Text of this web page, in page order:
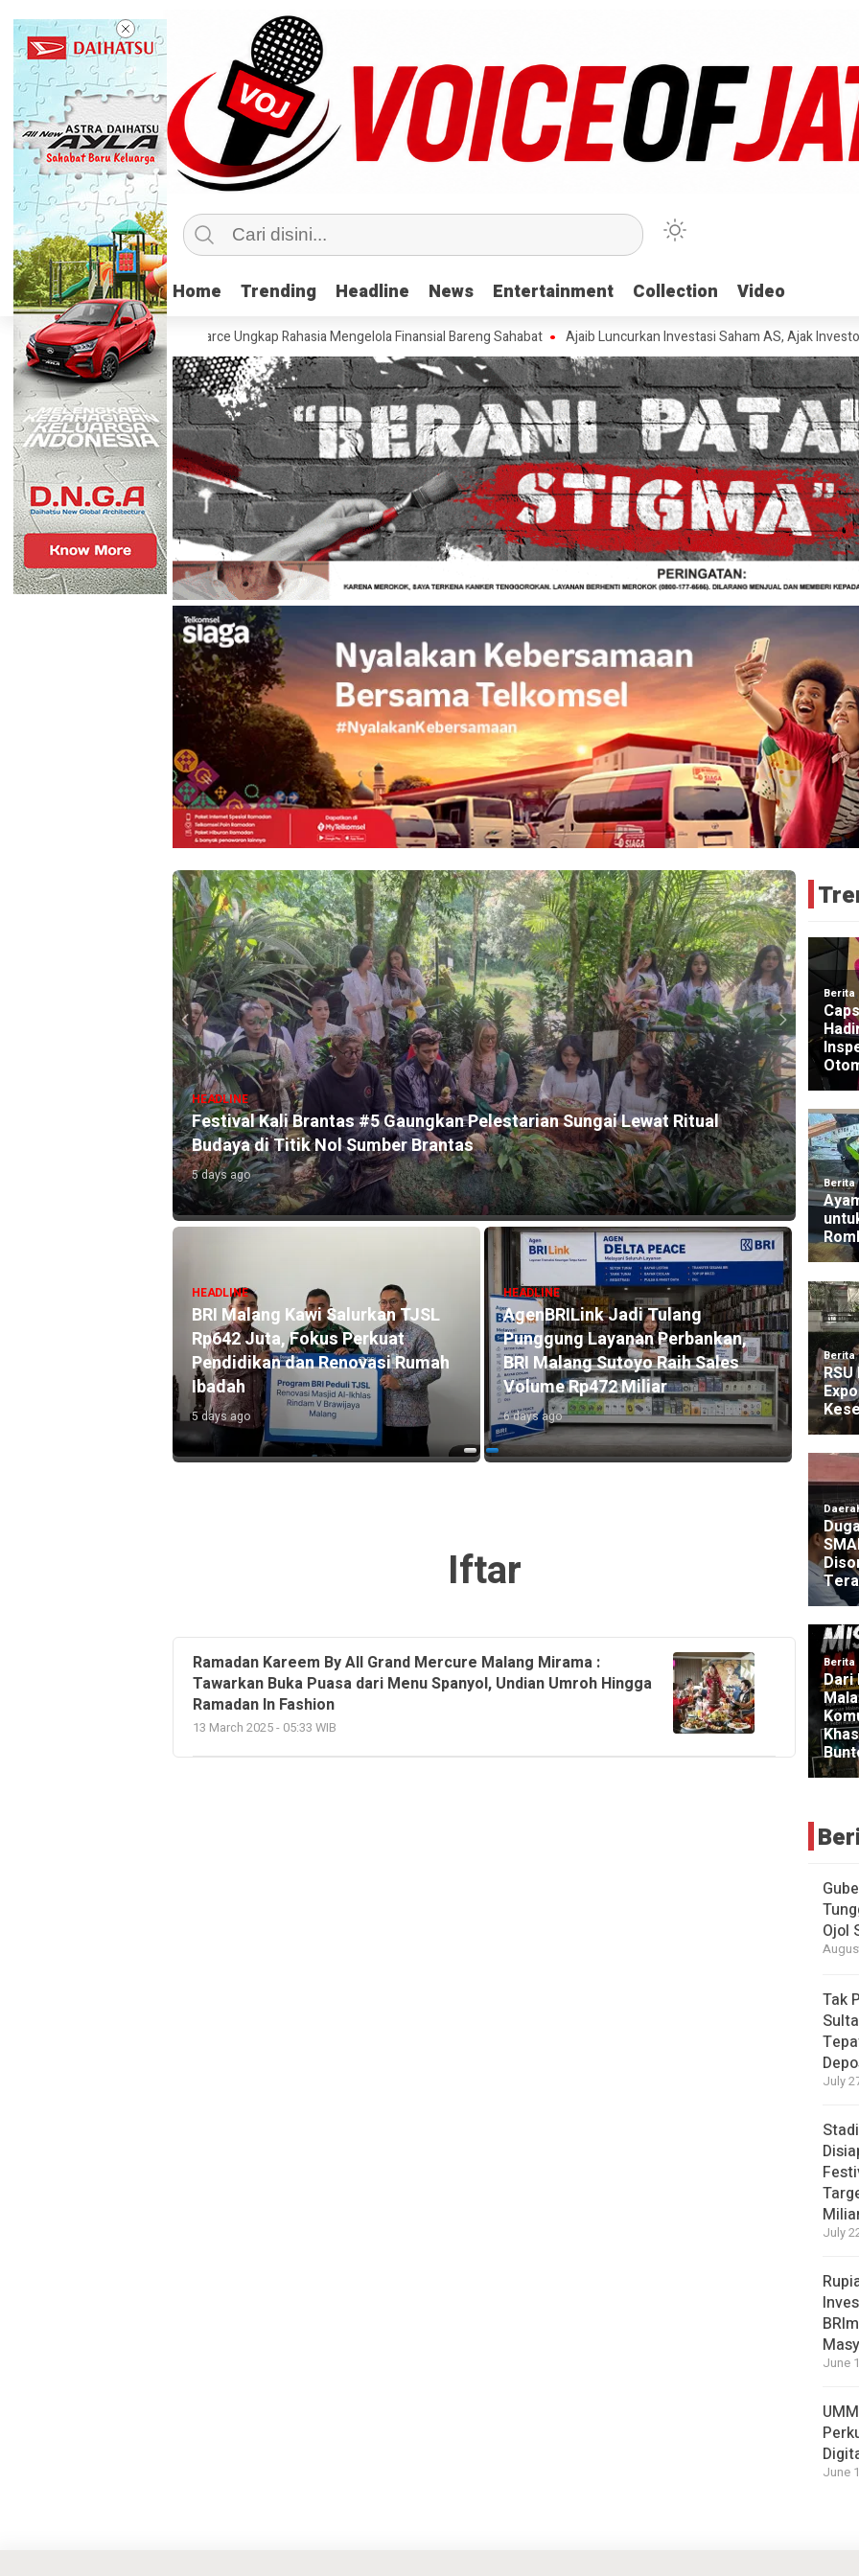
Home Trending Headline News Entertainment Collection Video
Home Trending Headline News Entertainment Collection Video
Nasional Pevita Pearce Ungkap Rahasia Mengelola Finansial Bareng Sahabat Ajaib Luncurkan Investasi Saham AS, Ajak Investor
HEADLINE
Festival Kali Brantas #5 Gaungkan Pelestarian Sungai Lewat Ritual
Budaya di Titik Nol Sumber Brantas
5 days ago
HEADLINE
BRI Malang Kawi Salurkan TJSL
Rp642 Juta, Fokus Perkuat
Pendidikan dan Renovasi Rumah
Ibadah
5 days ago
HEADLINE
AgenBRILink Jadi Tulang
Punggung Layanan Perbankan,
BRI Malang Sutoyo Raih Sales
Volume Rp472 Miliar
6 days ago
2026
1 day
BRI
4 days
Iftar
Ramadan Kareem By All Grand Mercure Malang Mirama :
Tawarkan Buka Puasa dari Menu Spanyol, Undian Umroh Hingga
Ramadan In Fashion
13 March 2025 - 05:33 WIB
Ojol
Tak
July
July
June
June